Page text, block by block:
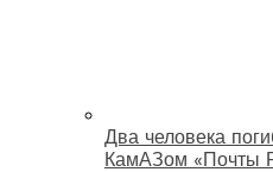
Два человека
КамАЗом «Почты